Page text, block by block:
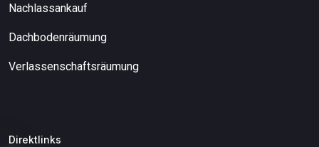
Nachlassankauf
Dachbodenräumung
Verlassenschaftsräumung
Direktlinks